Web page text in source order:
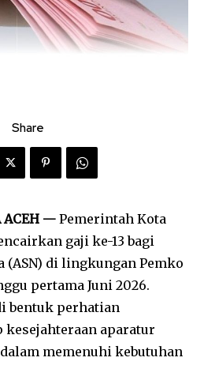
Share
ACEH — Pemerintah Kota
gaji ke-13 bagi
(ASN) di lingkungan Pemko
pertama Juni 2026.
bentuk perhatian
aparatur
memenuhi kebutuhan